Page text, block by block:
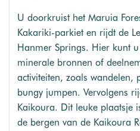
U doorkruist het Maruia
Kakariki-parkiet en rijdt de
Hanmer Springs. Hier kunt
minerale bronnen of
activiteiten, zoals wandelen,
bungy jumpen. Vervolgens
Kaikoura. Dit leuke plaatsje
de bergen van de Kaikoura